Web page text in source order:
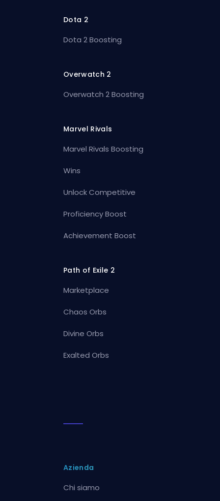
Dota 2
Dota 2 Boosting
Overwatch 2
Overwatch 2 Boosting
Marvel Rivals
Marvel Rivals Boosting
Wins
Unlock Competitive
Proficiency Boost
Achievement Boost
Path of Exile 2
Marketplace
Chaos Orbs
Divine Orbs
Exalted Orbs
Azienda
Chi siamo